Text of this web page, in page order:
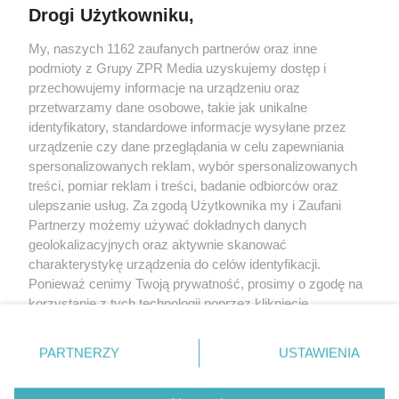
Żaden utwór zamieszczony w serwisie nie może być powielany i
rozpowszechniany lub dalej rozpowszechniany w jakikolwiek sposób (w
tym także elektroniczny lub mechaniczny) na jakimkolwiek polu
eksploatacji w jakiejkolwiek formie, włącznie z umieszczaniem w
Internecie bez pisemnej zgody właściciela praw. Jakiekolwiek użycie lub
wykorzystanie utworów w całości lub w części z naruszeniem prawa, tzn.
bez właściwej zgody, jest zabronione pod groźbą kary i może być ścigane
prawnie.
O nas
Informacje prawne
Nasze serwisy
Drogi Użytkowniku,
My, naszych 1162 zaufanych partnerów oraz inne
podmioty z Grupy ZPR Media uzyskujemy dostęp i
przechowujemy informacje na urządzeniu oraz
przetwarzamy dane osobowe, takie jak unikalne
identyfikatory, standardowe informacje wysyłane przez
urządzenie czy dane przeglądania w celu zapewniania
spersonalizowanych reklam, wybór spersonalizowanych
treści, pomiar reklam i treści, badanie odbiorców oraz
ulepszanie usług. Za zgodą Użytkownika my i Zaufani
Partnerzy możemy używać dokładnych danych
geolokalizacyjnych oraz aktywnie skanować
charakterystykę urządzenia do celów identyfikacji.
Ponieważ cenimy Twoją prywatność, prosimy o zgodę na
korzystanie z tych technologii poprzez kliknięcie
zmienić/wycofać klikając przycisk ustawień prywatności
znajdujący się w lewym dolnym rogu strony
rodzaje przetwarzania danych nie wymagają zgody
PARTNERZY USTAWIENIA